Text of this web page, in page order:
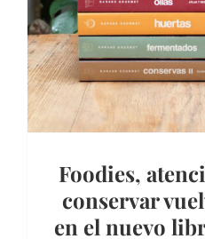
Foodies,
conservar
en el nuevo